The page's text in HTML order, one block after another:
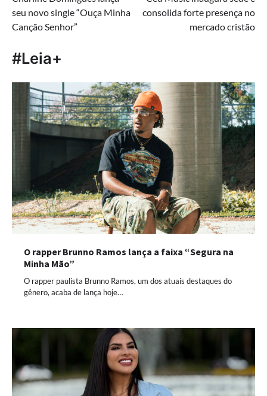
de
Post
seu novo single “Ouça Minha
Canção Senhor”
consolida forte presença no
mercado cristão
#Leia+
O rapper Brunno Ramos lança a faixa “Segura na
Minha Mão”
O rapper paulista Brunno Ramos, um dos atuais destaques do
gênero, acaba de lança hoje…